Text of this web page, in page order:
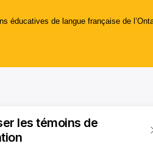
les témoins de
éducatives de langue française de